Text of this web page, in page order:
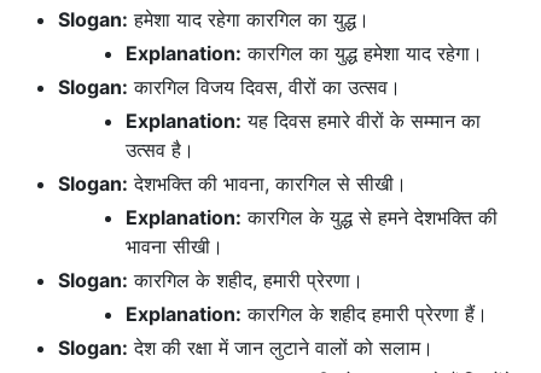
Slogan: हमेशा याद रहेगा कारगिल का युद्ध।
Explanation: कारगिल का युद्ध हमेशा याद रहेगा।
Slogan: कारगिल विजय दिवस, वीरों का उत्सव।
Explanation: यह दिवस हमारे वीरों के सम्मान का
उत्सव है।
Slogan: देशभक्ति की भावना, कारगिल से सीखी।
Explanation: कारगिल के युद्ध से हमने देशभक्ति की
भावना सीखी।
Slogan: कारगिल के शहीद, हमारी प्रेरणा।
Explanation: कारगिल के शहीद हमारी प्रेरणा हैं।
Slogan: देश की रक्षा में जान लुटाने वालों को सलाम।